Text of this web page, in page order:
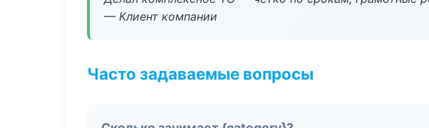
— Клиент компании
Часто задаваемые вопросы